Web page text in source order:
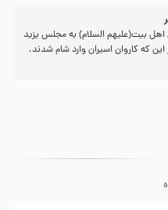
اهل بیت‌(علیهم السلام) به مجلس یزید
كه كاروان اسیران وارد شام شدند،